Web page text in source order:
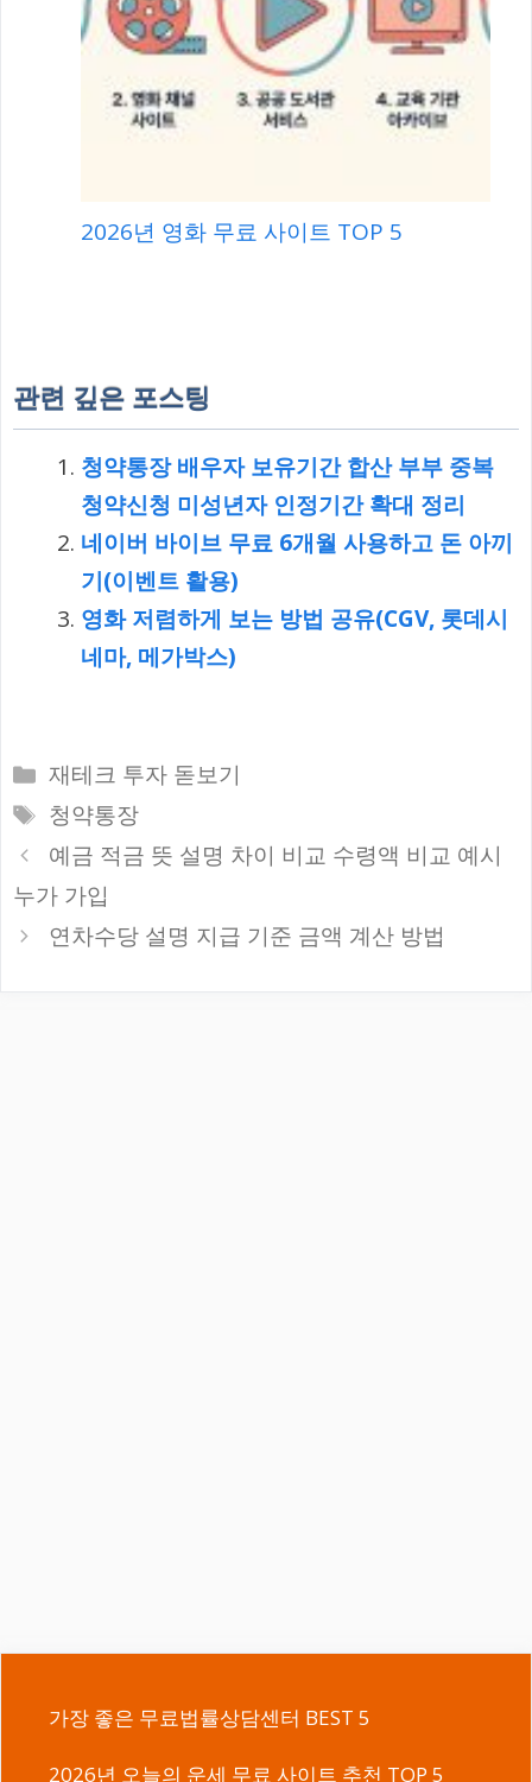
2026년 영화 무료 사이트 TOP 5
관련 깊은 포스팅
청약통장 배우자 보유기간 합산 부부 중복
청약신청 미성년자 인정기간 확대 정리
네이버 바이브 무료 6개월 사용하고 돈 아끼
기(이벤트 활용)
영화 저렴하게 보는 방법 공유(CGV, 롯데시
네마, 메가박스)
카
테
고
리
재테크 투자 돋보기
태
그
청약통장
예금 적금 뜻 설명 차이 비교 수령액 비교 예시
누가 가입
연차수당 설명 지급 기준 금액 계산 방법
가장 좋은 무료법률상담센터 BEST 5
2026년 오늘의 운세 무료 사이트 추천 TOP 5